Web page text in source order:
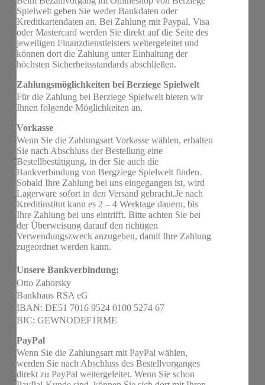
Spielwelt geben Sie weder Bankdaten oder
Kreditkartendaten an. Bei Zahlung mit Paypal, Visa
oder Mastercard werden Sie direkt auf die Seite des
jeweiligen Finanzdienstleisters weitergeleitet und
können dort die Zahlung unter Einhaltung der
höchsten Sicherheitsstandards abschließen.
Zahlungsmöglichkeiten bei Berziege Spielwelt
Für die Zahlung bei Berziege Spielwelt bieten wir
Ihnen folgende Möglichkeiten an.
Vorkasse
Wenn Sie die Zahlungsart Vorkasse wählen, erhalten
Sie nach Abschluss der Bestellung eine
Bestellbestätigung, in der Sie auch die
Bankverbindung von Bergziege Spielwelt finden.
Sobald Ihre Zahlung bei uns eingegangen ist, wird
Lagerware sofort in den Versand gebracht.Je nach
Kreditinstitut kann es 2 – 4 Werktage dauern, bis
Ihre Zahlung bei uns eintrifft. Bitte achten Sie bei
der Überweisung darauf den richtigen
Verwendungszweck anzugeben, damit Ihre Zahlung
zugeordnet werden kann.
Unsere Bankverbindung:
Otto Zahorsky
Bankhaus RSA eG
IBAN: DE51 7016 9524 0100 5274 67
BIC: GEWNODEF1RME
PayPal
Wenn Sie die Zahlungsart mit PayPal wählen,
werden Sie nach Abschluss des Bestellvorganges
direkt zu PayPal weitergeleitet. Wenn Sie schon